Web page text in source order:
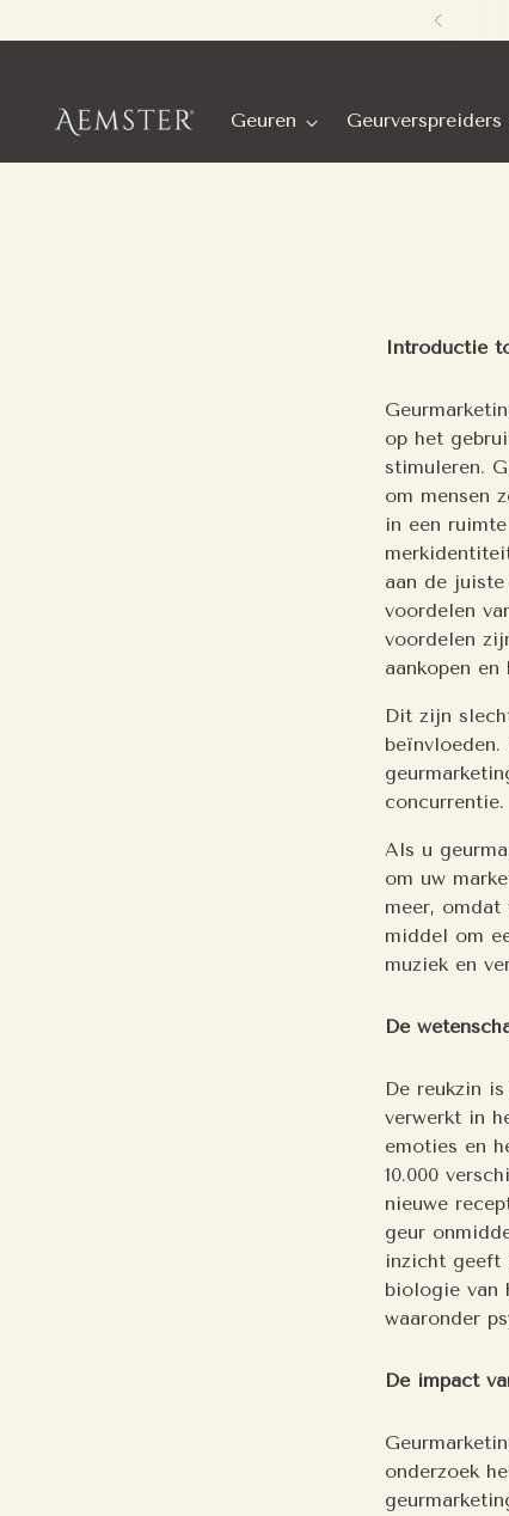
Geuren Geurverspreiders
Introductie
op het
stimuleren.
om mensen
in een
aan de
voordelen
voordelen
aankopen
Dit zijn
concurrentie.
Als u
om uw
meer, omdat
middel om
muziek en
De
De reukzin
verwerkt in
emoties en
10.000
nieuwe
geur
inzicht geeft
biologie van
waaronder
De impact
onderzoek